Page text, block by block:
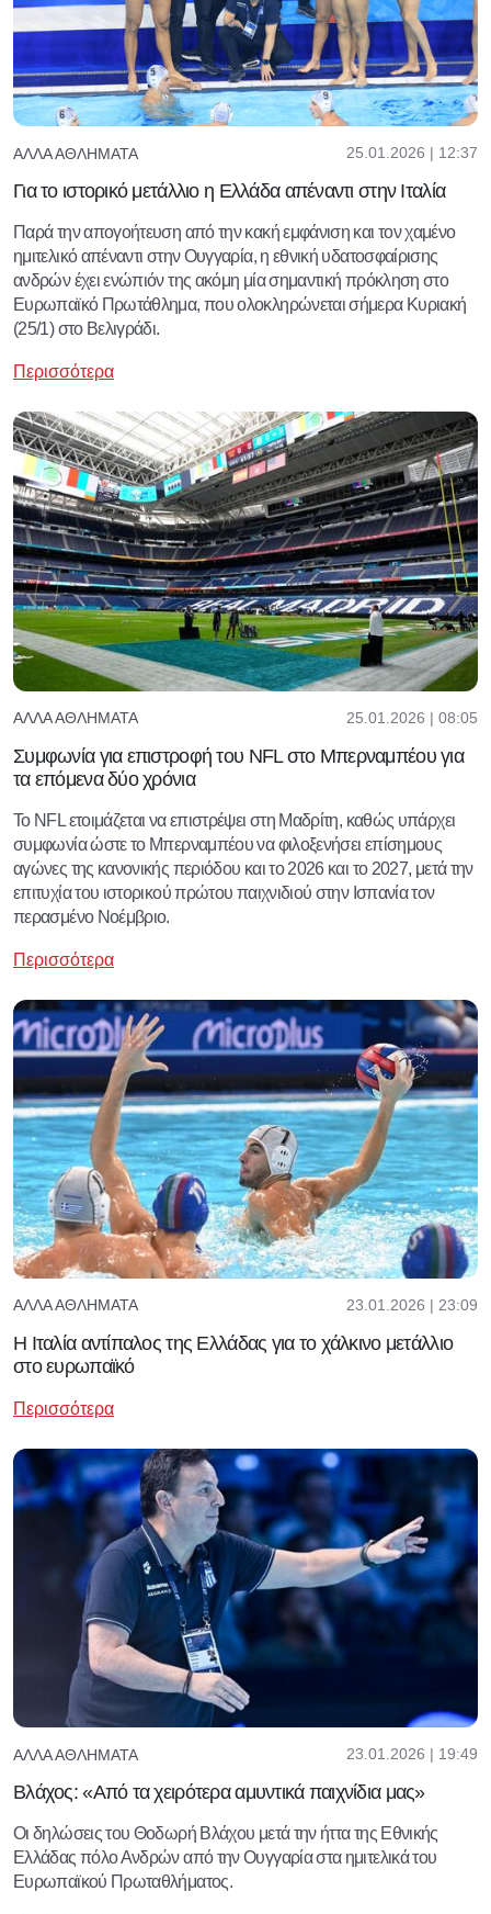
ΆΛΛΑ ΑΘΛΉΜΑΤΑ 25.01.2026 | 12:37
Για το ιστορικό μετάλλιο η Ελλάδα απέναντι στην Ιταλία
Παρά την απογοήτευση από την κακή εμφάνιση και τον χαμένο
ημιτελικό απέναντι στην Ουγγαρία, η εθνική υδατοσφαίρισης
ανδρών έχει ενώπιόν της ακόμη μία σημαντική πρόκληση στο
Ευρωπαϊκό Πρωτάθλημα, που ολοκληρώνεται σήμερα Κυριακή
(25/1) στο Βελιγράδι.
Περισσότερα
ΆΛΛΑ ΑΘΛΉΜΑΤΑ 25.01.2026 | 08:05
Συμφωνία για επιστροφή του NFL στο Μπερναμπέου για
τα επόμενα δύο χρόνια
Το NFL ετοιμάζεται να επιστρέψει στη Μαδρίτη, καθώς υπάρχει
συμφωνία ώστε το Μπερναμπέου να φιλοξενήσει επίσημους
αγώνες της κανονικής περιόδου και το 2026 και το 2027, μετά την
επιτυχία του ιστορικού πρώτου παιχνιδιού στην Ισπανία τον
περασμένο Νοέμβριο.
Περισσότερα
ΆΛΛΑ ΑΘΛΉΜΑΤΑ 23.01.2026 | 23:09
Η Ιταλία αντίπαλος της Ελλάδας για το χάλκινο μετάλλιο
στο ευρωπαϊκό
Περισσότερα
ΆΛΛΑ ΑΘΛΉΜΑΤΑ 23.01.2026 | 19:49
Βλάχος: «Από τα χειρότερα αμυντικά παιχνίδια μας»
Οι δηλώσεις του Θοδωρή Βλάχου μετά την ήττα της Εθνικής
Ελλάδας πόλο Ανδρών από την Ουγγαρία στα ημιτελικά του
Ευρωπαϊκού Πρωταθλήματος.